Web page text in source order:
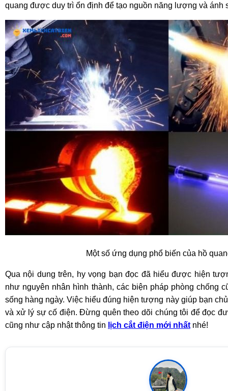
quang được duy trì ổn định để tạo nguồn năng lượng và ánh
Một số ứng dụng phổ biến của hồ
Qua nội dung trên, hy vọng bạn đọc đã hiểu được hiện
như nguyên nhân hình thành, các biện pháp phòng chống
sống hàng ngày. Việc hiểu đúng hiện tượng này giúp bạn
và xử lý sự cố điện. Đừng quên theo dõi chúng tôi để đọc
cũng như cập nhật thông tin lịch cắt điện mới nhất nhé!